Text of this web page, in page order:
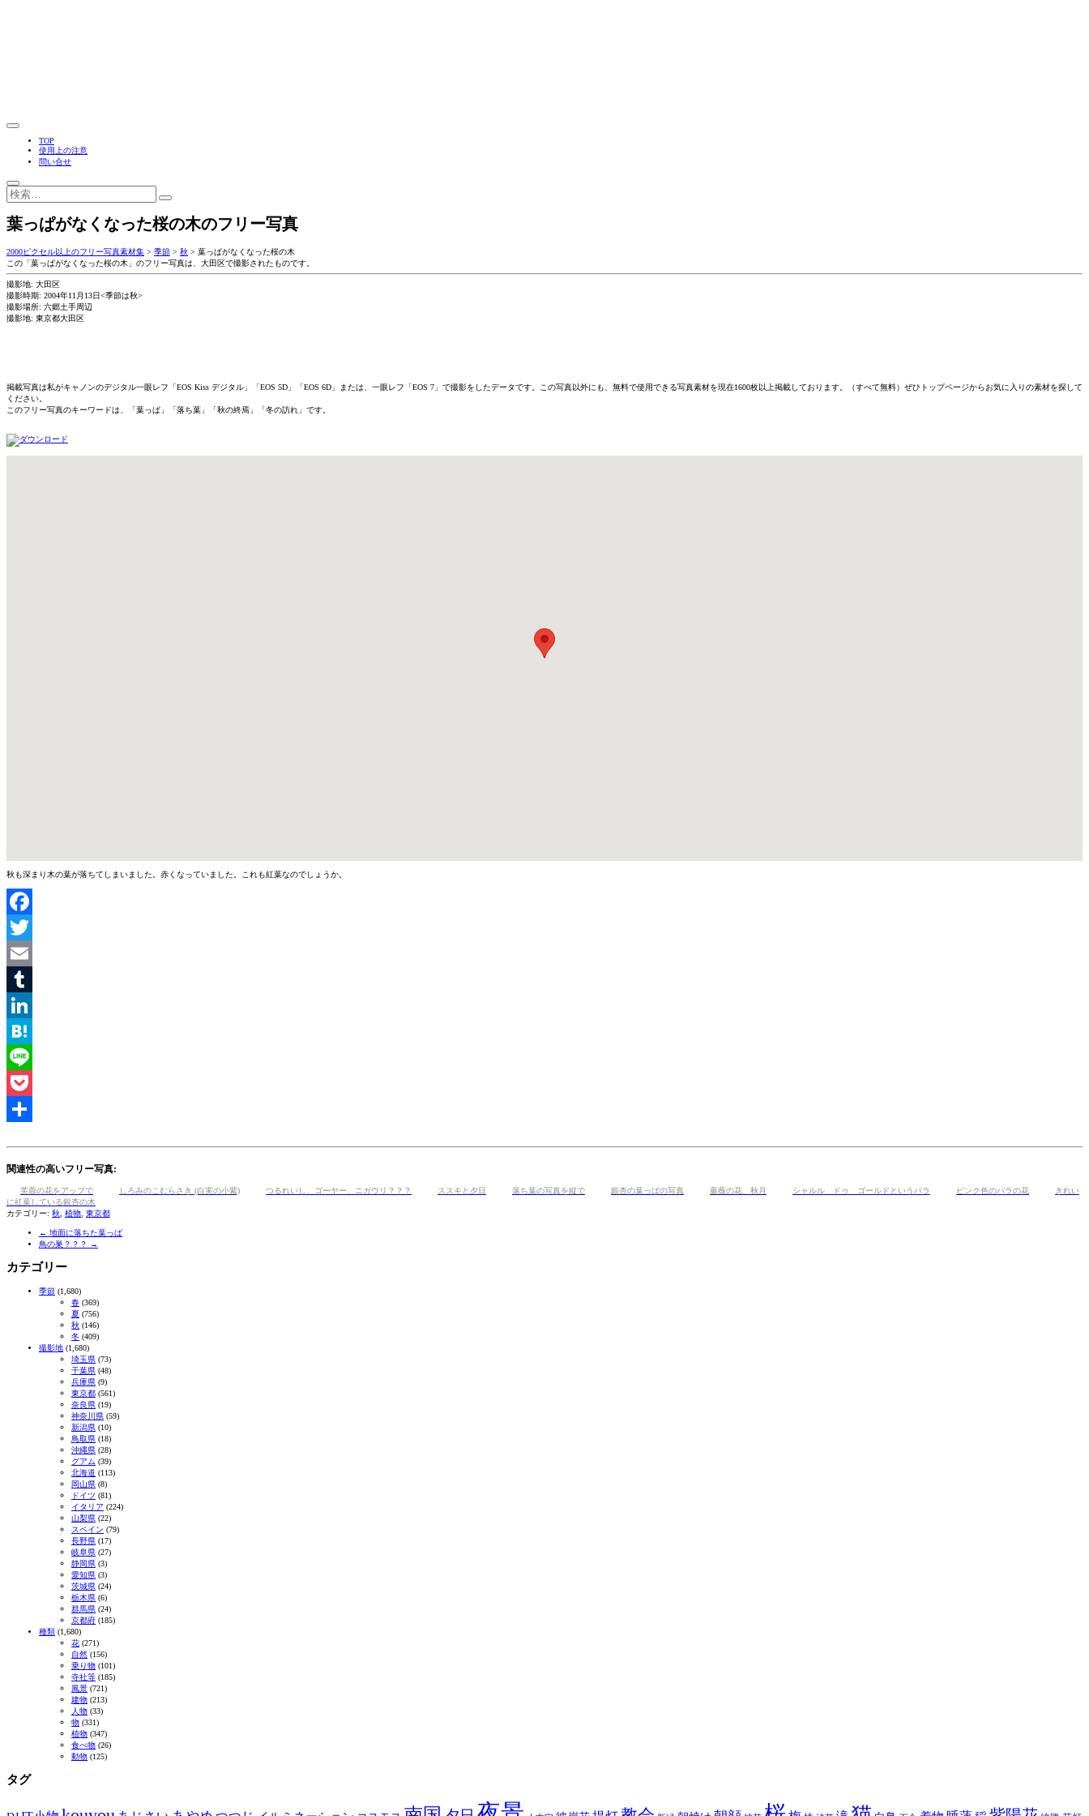
TOP
使用上の注意
問い合せ
葉っぱがなくなった桜の木のフリー写真
2000ピクセル以上のフリー写真素材集 > 季節 > 秋 > 葉っぱがなくなった桜の木
この「葉っぱがなくなった桜の木」のフリー写真は、大田区で撮影されたものです。
撮影地: 大田区
撮影時期: 2004年11月13日<季節は秋>
撮影場所: 六郷土手周辺
撮影地: 東京都大田区
掲載写真は私がキャノンのデジタル一眼レフ「EOS Kiss デジタル」「EOS 5D」「EOS 6D」または、一眼レフ「EOS 7」で撮影をしたデータです。この写真以外にも、無料で使用できる写真素材を現在1600枚以上掲載しております。（すべて無料）ぜひトップページからお気に入りの素材を探して
ください。
このフリー写真のキーワードは、「葉っぱ」「落ち葉」「秋の終焉」「冬の訪れ」です。
秋も深まり木の葉が落ちてしまいました。赤くなっていました。これも紅葉なのでしょうか。
Facebook
Twitter
Email
Tumblr
LinkedIn
Hatena
Line
Pocket
関連性の高いフリー写真:
芙蓉の花をアップで しろみのこむらさき (白実の小紫) つるれいし、ゴーヤー、ニガウリ？？？ ススキと夕日 落ち葉の写真を縦で 銀杏の葉っぱの写真 薔薇の花、秋月 シャルル ドゥ ゴールドというバラ ピンク色のバラの花
きれい
に紅葉している銀杏の木
カテゴリー: 秋 植物 東京都
← 地面に落ちた葉っぱ
鳥の巣？？？
→
カテゴリー
季節 (1,680)
春 (369)
夏 (756)
秋 (146)
冬 (409)
撮影地 (1,680)
埼玉県 (73)
千葉県 (48)
兵庫県 (9)
東京都 (561)
奈良県 (19)
神奈川県 (59)
新潟県 (10)
鳥取県 (18)
沖縄県 (28)
グアム (39)
北海道 (113)
岡山県 (8)
ドイツ (81)
イタリア (224)
山梨県 (22)
スペイン (79)
長野県 (17)
岐阜県 (27)
静岡県 (3)
愛知県 (3)
茨城県 (24)
栃木県 (6)
群馬県 (24)
京都府 (185)
種類 (1,680)
花 (271)
自然 (156)
乗り物 (101)
寺社等 (185)
風景 (721)
建物 (213)
人物 (33)
物 (331)
植物 (347)
食べ物 (26)
動物 (125)
タグ